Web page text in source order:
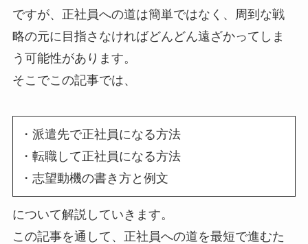
ですが、正社員への道は簡単ではなく、周到な戦
略の元に目指さなければどんどん遠ざかってしま
う可能性があります。
そこでこの記事では、
・派遣先で正社員になる方法
・転職して正社員になる方法
・志望動機の書き方と例文
について解説していきます。
この記事を通して、正社員への道を最短で進むた